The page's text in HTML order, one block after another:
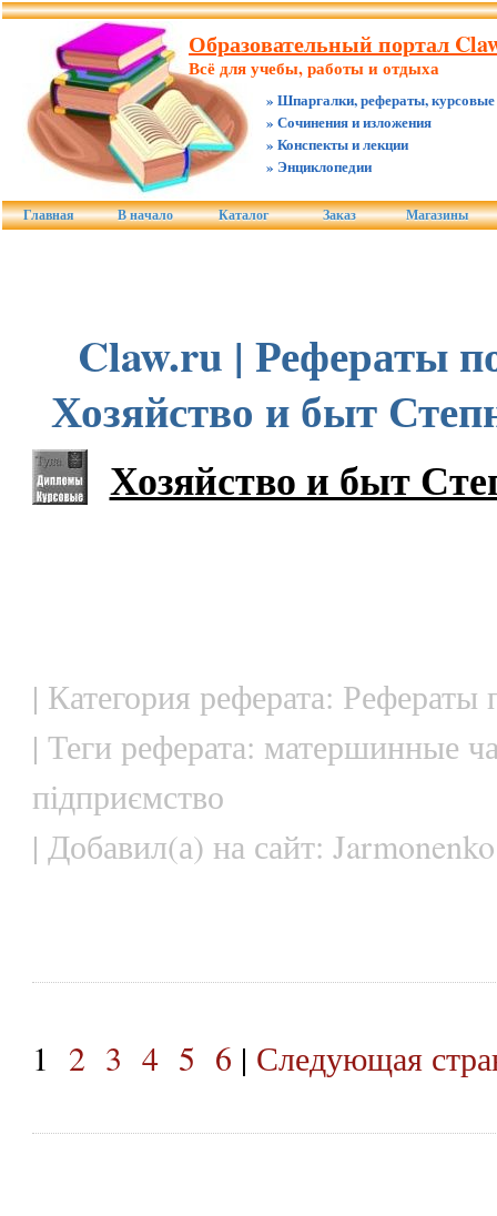
Образовательный портал
Всё для учебы, работы и отдыха
» Шпаргалки, рефераты, курсовые
» Сочинения и изложения
» Конспекты и лекции
» Энциклопедии
Главная В начало Каталог Заказ Магазины
Claw.ru | Рефераты
Хозяйство и быт
Хозяйство и быт
| Категория реферата: Рефераты
| Теги реферата: матершинные
підприємство
| Добавил(а) на сайт:
1 2 3 4 5 6 | Следующая